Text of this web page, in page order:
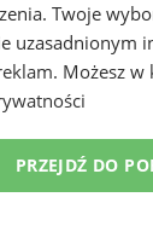
Twoje
uzasadnionym
. Możesz w
PRZEJDŹ DO